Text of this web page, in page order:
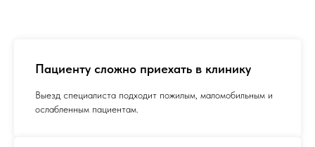
Пациенту сложно приехать в клинику
Выезд специалиста подходит пожилым, маломобильным и
ослабленным пациентам.